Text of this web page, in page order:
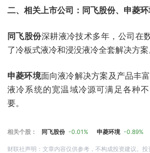
二、相关上市公司：同飞股份、申菱
同飞股份深耕液冷技术多年，公司在
了冷板式液冷和浸没液冷全套解决方案
申菱环境面向液冷解决方案及产品丰
液冷系统的宽温域冷源可满足各种
要。
相关个股： 同飞股份 -0.01% 申菱环境 -0.89%
财联社声明：文章内容仅供参考，不构成投资建议。投